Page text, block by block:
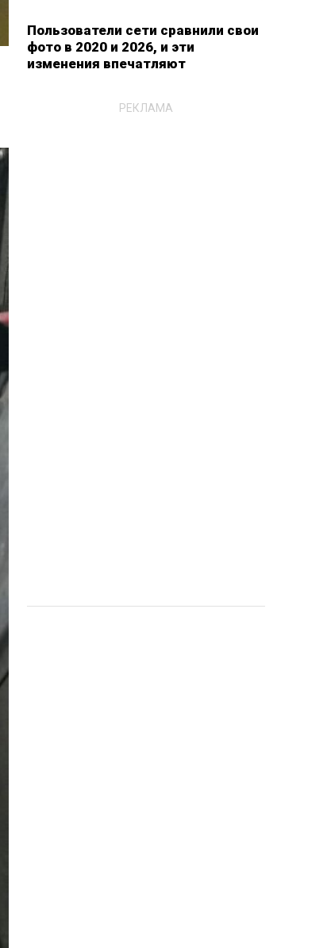
Пользователи сети сравнили свои
фото в 2020 и 2026, и эти
изменения впечатляют
РЕКЛАМА